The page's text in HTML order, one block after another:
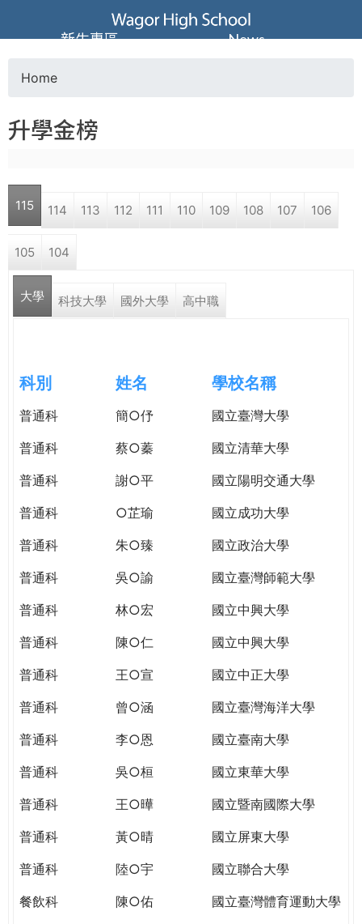
Jump to navigation
葳
格
高
中
學
格。
民。
TODAY
WORLD
TOMORROW
YOU
THE
PATH
GLOBAL
o
u
a
r
e
e
r
e
Home
升學金榜
115 114 113 112 111 110 109 108 107 106
105 104
大學 科技大學 國外大學 高中職
科別 姓名 學校名稱
普通科 簡○伃
國立臺灣大學
普通科
蔡○蓁
國立清華大學
普通科
謝○平
國立陽明交通大學
普通科
○芷瑜
國立成功大學
普通科
朱○臻
國立政治大學
普通科
吳○諭
國立臺灣師範大學
普通科
林○宏
國立中興大學
普通科
陳○仁
國立中興大學
普通科
王○宣
國立中正大學
普通科
曾○涵
國立臺灣海洋大學
普通科
李○恩
國立臺南大學
普通科
吳○桓
國立東華大學
普通科
王○曄
國立暨南國際大學
普通科
黃○晴
國立屏東大學
普通科
陸○宇
國立聯合大學
餐飲科
陳○佑
國立臺灣體育運動大學
新生專區 News